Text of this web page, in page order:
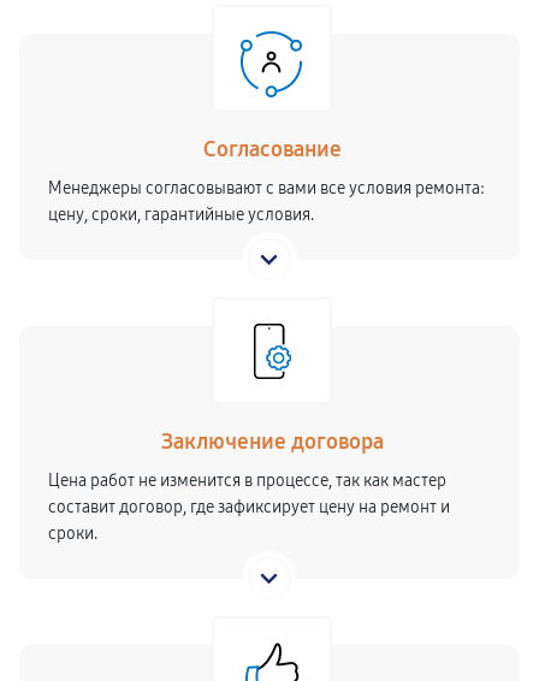
Согласование
Менеджеры согласовывают с вами все условия ремонта:
цену, сроки, гарантийные условия.
Заключение договора
Цена работ не изменится в процессе, так как мастер
составит договор, где зафиксирует цену на ремонт и
сроки.